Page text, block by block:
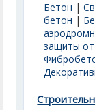
Бетон |
бетон |
защиты